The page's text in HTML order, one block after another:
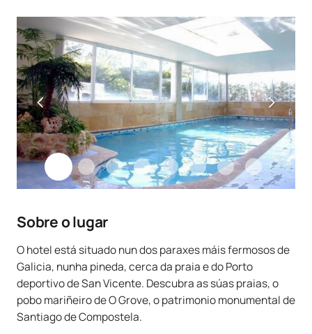
Sobre o lugar
O hotel está situado nun dos paraxes máis fermosos de
Galicia, nunha pineda, cerca da praia e do Porto
deportivo de San Vicente. Descubra as súas praias, o
pobo mariñeiro de O Grove, o patrimonio monumental de
Santiago de Compostela.